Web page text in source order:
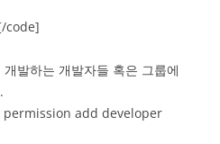
code]
발하는 개발자들 혹은 그룹에
add developer